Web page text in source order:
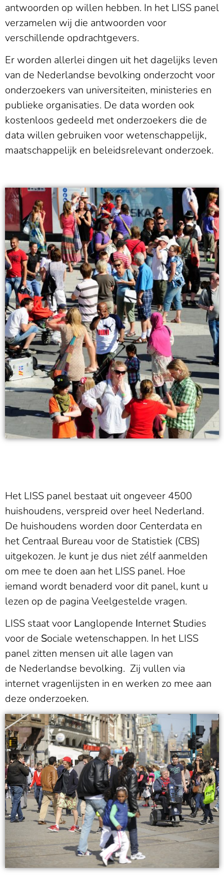
antwoorden op willen hebben. In het LISS panel
verzamelen wij die antwoorden voor
verschillende opdrachtgevers.
Er worden allerlei dingen uit het dagelijks leven
van de Nederlandse bevolking onderzocht voor
onderzoekers van universiteiten, ministeries en
publieke organisaties. De data worden ook
kostenloos gedeeld met onderzoekers die de
data willen gebruiken voor wetenschappelijk,
maatschappelijk en beleidsrelevant onderzoek.
Het LISS panel bestaat uit ongeveer 4500
huishoudens, verspreid over heel Nederland.
De huishoudens worden door Centerdata en
het Centraal Bureau voor de Statistiek (CBS)
uitgekozen. Je kunt je dus niet zélf aanmelden
om mee te doen aan het LISS panel. Hoe
iemand wordt benaderd voor dit panel, kunt u
lezen op de pagina Veelgestelde vragen.
LISS staat voor Langlopende Internet Studies
voor de Sociale wetenschappen. In het LISS
panel zitten mensen uit alle lagen van
de Nederlandse bevolking. Zij vullen via
internet vragenlijsten in en werken zo mee aan
deze onderzoeken.